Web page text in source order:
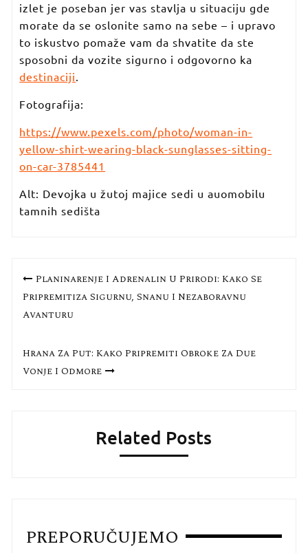
izlet je poseban jer vas stavlja u situaciju gde
morate da se oslonite samo na sebe – i upravo
to iskustvo pomaže vam da shvatite da ste
sposobni da vozite sigurno i odgovorno ka
destinaciji.
Fotografija:
https://www.pexels.com/photo/woman-in-
yellow-shirt-wearing-black-sunglasses-sitting-
on-car-3785441
Alt: Devojka u žutoj majice sedi u auomobilu
tamnih sedišta
Кретање
чланка
Planinarenje I Adrenalin U Prirodi: Kako Se
Pripremitiza Sigurnu, Snažnu I Nezaboravnu
Avanturu
Hrana Za Put: Kako Pripremiti Obroke Za Duže
Vožnje I Odmore
Related Posts
PREPORUČUJEMO